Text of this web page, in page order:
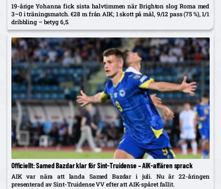
19-årige Yohanna fick sista halvtimmen när Brighton slog Roma med
3–0 i träningsmatch. €28 m från AIK; 1 skott på mål, 9/12 pass (75 %), 1/1
dribbling – betyg 6,5.
Officiellt: Samed Bazdar klar för Sint-Truidense – AIK-affären sprack
AIK var nära att landa Samed Bazdar i juli. Nu är 22-åringen
presenterad av Sint-Truidense VV efter att AIK-spåret fallit.